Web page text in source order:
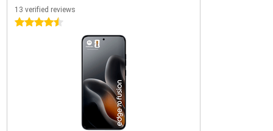
13 verified reviews
4.5 stars